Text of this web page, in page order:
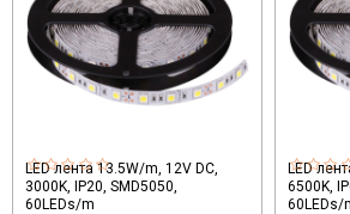
LED лента 13.5W/m, 12V DC,
3000K, IP20, SMD5050,
60LEDs/m
LED
6500K,
60LEDs/